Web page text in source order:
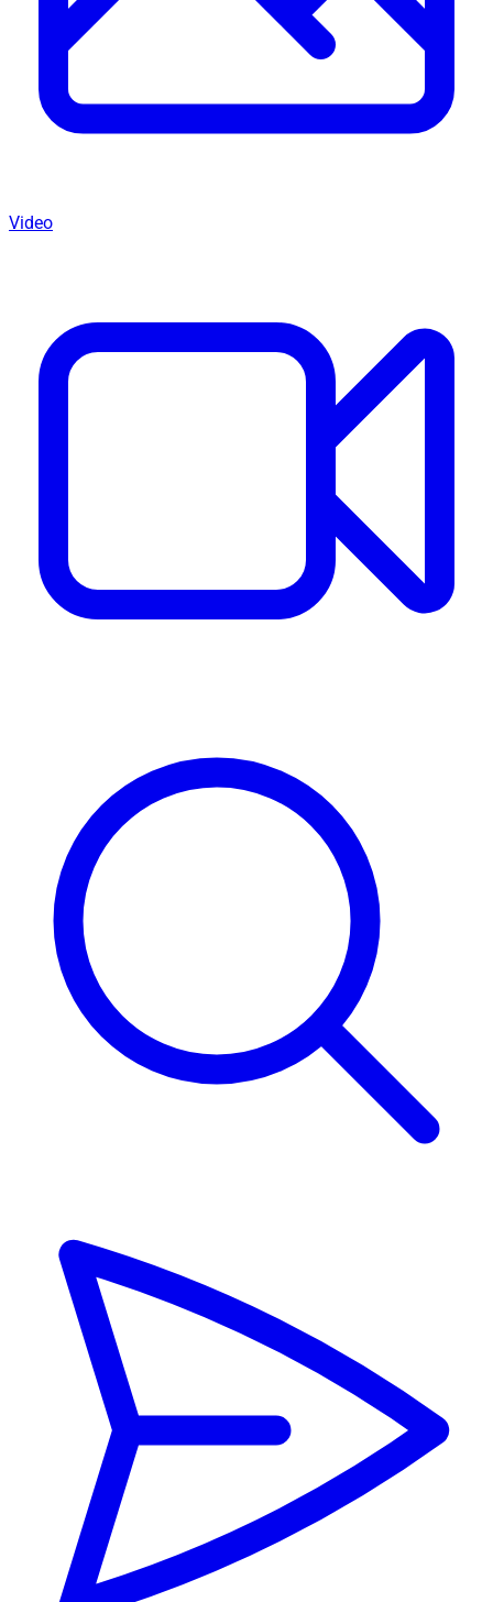
Video